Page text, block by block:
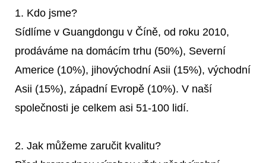
1. Kdo jsme?
Sídlíme v Guangdongu v Číně, od roku 2010,
prodáváme na domácím trhu (50%), Severní
Americe (10%), jihovýchodní Asii (15%), východní
Asii (15%), západní Evropě (10%). V naší
společnosti je celkem asi 51-100 lidí.
2. Jak můžeme zaručit kvalitu?